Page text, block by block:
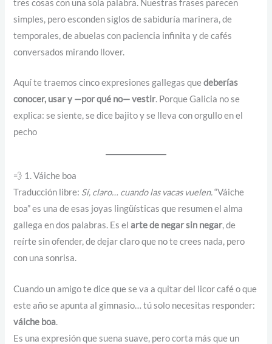
tres cosas con una sola palabra. Nuestras frases parecen
simples, pero esconden siglos de sabiduría marinera, de
temporales, de abuelas con paciencia infinita y de cafés
conversados mirando llover.
Aquí te traemos cinco expresiones gallegas quedeberías
conocer, usar y —por qué no— vestir. Porque Galicia no se
explica: se siente, se dice bajito y se lleva con orgullo en el
pecho
💨 1. Váiche boa
Traducción libre: Sí, claro… cuando las vacas vuelen.“Váiche
boa” es una de esas joyas lingüísticas que resumen el alma
gallega en dos palabras. Es elarte de negar sin negar, de
reírte sin ofender, de dejar claro que no te crees nada, pero
con una sonrisa.
Cuando un amigo te dice que se va a quitar del licor café o que
este año se apunta al gimnasio… tú solo necesitas responder:
váiche boa.
Es una expresión que suena suave, pero corta más que un
e
s
d
e
h
a
s
t
6
,
0
E
T
E
Ñ
R
C
H
A
R
c
n
t
i
d